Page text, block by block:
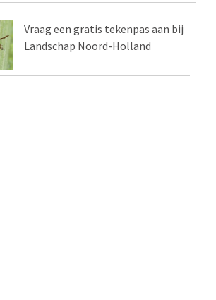
Vraag een gratis tekenpas aan bij
Landschap Noord-Holland